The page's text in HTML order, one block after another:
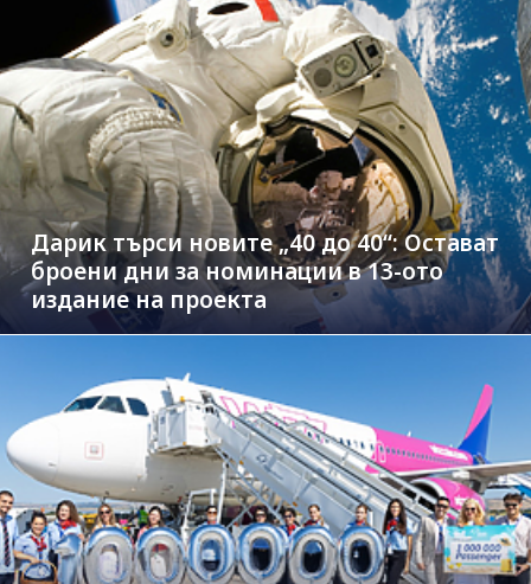
Дарик търси новите „40 до 40“: Остават
броени дни за номинации в 13-ото
издание на проекта